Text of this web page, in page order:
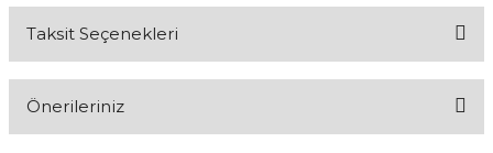
Taksit Seçenekleri
Önerileriniz